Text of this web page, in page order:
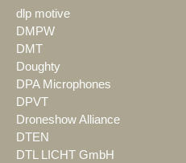
dlp motive
DMPW
DMT
Doughty
DPA Microphones
DPVT
Droneshow Alliance
DTEN
DTL LICHT GmbH